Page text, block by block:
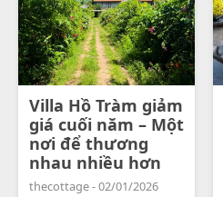
Villa Hồ Tràm giảm
giá cuối năm – Một
nơi để thương
nhau nhiều hơn
thecottage - 02/01/2026